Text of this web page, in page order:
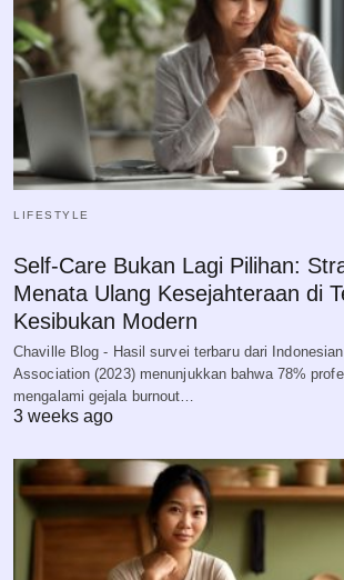
LIFESTYLE
Self-Care Bukan Lagi Pilihan:
Menata Ulang Kesejahteraan di
Kesibukan Modern
Chaville Blog - Hasil survei terbaru dari
Association (2023) menunjukkan bahwa 78%
mengalami gejala burnout…
3 weeks ago